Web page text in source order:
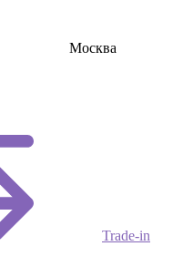
Москва
Trade-in